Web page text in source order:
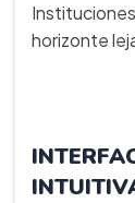
horizonte